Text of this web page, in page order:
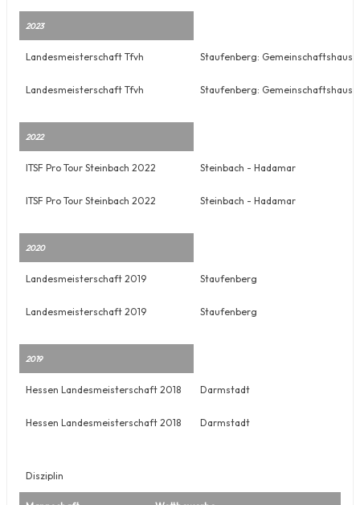
2023
Landesmeisterschaft Tfvh Staufenberg: Gemeinschaftshaus
Landesmeisterschaft Tfvh Staufenberg: Gemeinschaftshaus
2022
ITSF Pro Tour Steinbach 2022 Steinbach - Hadamar
ITSF Pro Tour Steinbach 2022 Steinbach - Hadamar
2020
Landesmeisterschaft 2019 Staufenberg
Landesmeisterschaft 2019 Staufenberg
2019
Hessen Landesmeisterschaft 2018 Darmstadt
Hessen Landesmeisterschaft 2018 Darmstadt
Disziplin